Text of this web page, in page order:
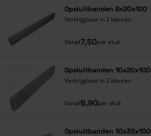
Opsluitbanden 8x20x100
Verkrijgbaar in 2 kleuren
Vanaf7,50per stuk
Opsluitbanden 10x20x100
Verkrijgbaar in 2 kleuren
Vanaf6,90per stuk
Opsluitbanden 10x35x100